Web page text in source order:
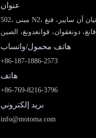
عنوان
502، مبنى N2، حديقة تيان آن سايبر، فنغ
قانغ، دونغقوان، قوانغدونغ، الصين
هاتف محمول/واتساب
+86-187-1886-2573
هاتف
+86-769-8216-3796
بريد إلكتروني
info@motoma.com